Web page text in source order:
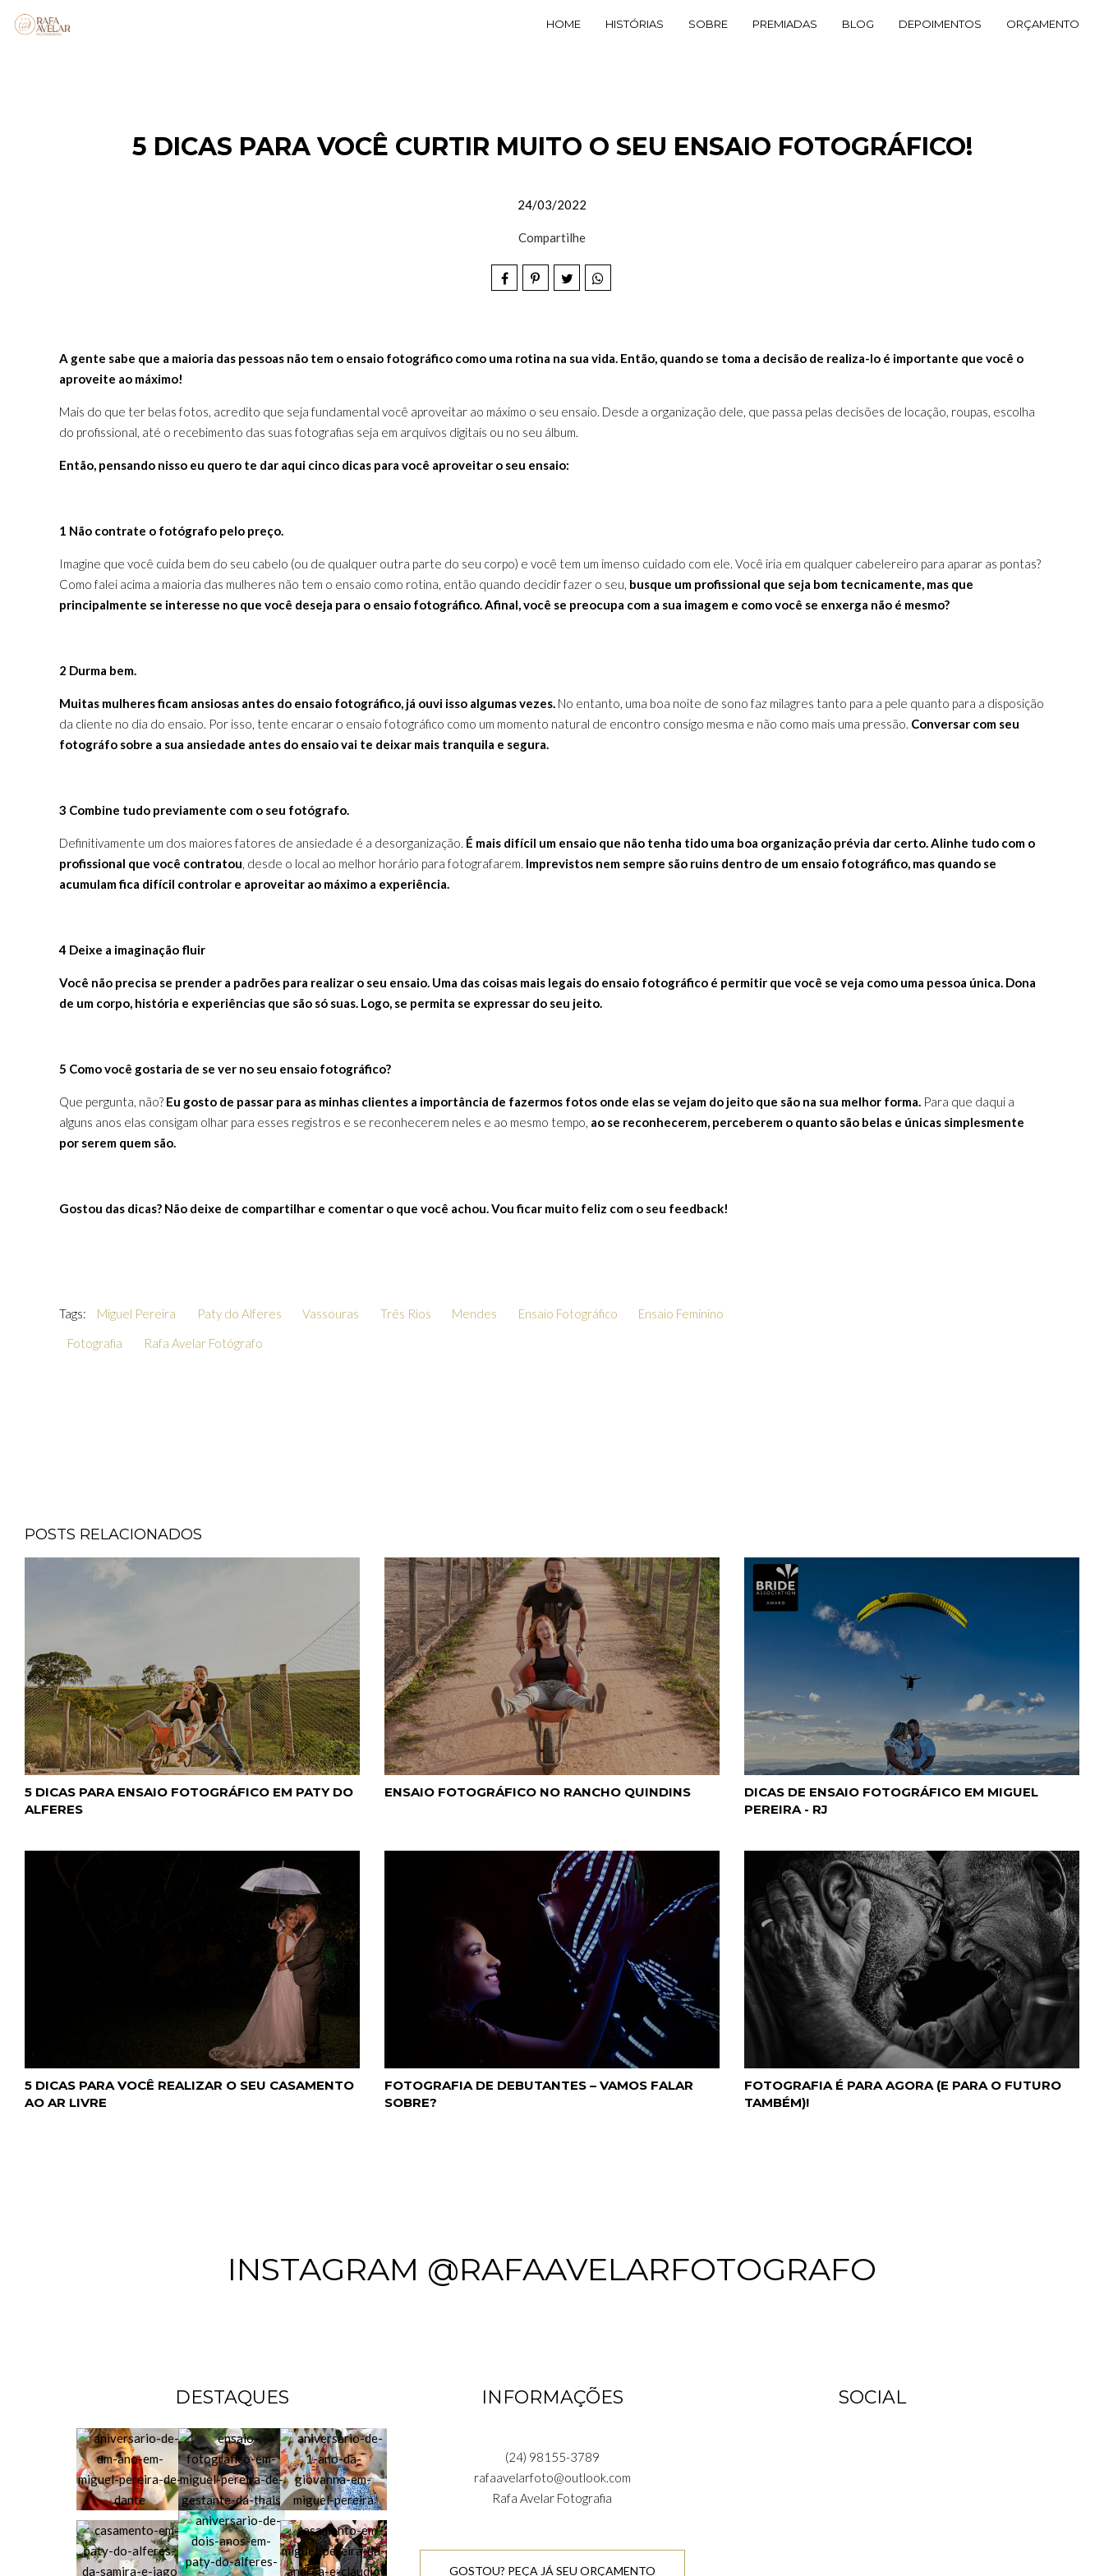
HOME HISTÓRIAS SOBRE PREMIADAS BLOG DEPOIMENTOS ORÇAMENTO
5 DICAS PARA VOCÊ CURTIR MUITO O SEU ENSAIO FOTOGRÁFICO!
24/03/2022
Compartilhe
A gente sabe que a maioria das pessoas não tem o ensaio fotográfico como uma rotina na sua vida. Então, quando se toma a decisão de realiza-lo é importante que você o
aproveite ao máximo!
Mais do que ter belas fotos, acredito que seja fundamental você aproveitar ao máximo o seu ensaio. Desde a organização dele, que passa pelas decisões de locação, roupas, escolha
do profissional, até o recebimento das suas fotografias seja em arquivos digitais ou no seu álbum.
Então, pensando nisso eu quero te dar aqui cinco dicas para você aproveitar o seu ensaio:
1 Não contrate o fotógrafo pelo preço.
Imagine que você cuida bem do seu cabelo (ou de qualquer outra parte do seu corpo) e você tem um imenso cuidado com ele. Você iria em qualquer cabelereiro para aparar as pontas?
Como falei acima a maioria das mulheres não tem o ensaio como rotina, então quando decidir fazer o seu, busque um profissional que seja bom tecnicamente, mas que
principalmente se interesse no que você deseja para o ensaio fotográfico. Afinal, você se preocupa com a sua imagem e como você se enxerga não é mesmo?
2 Durma bem.
Muitas mulheres ficam ansiosas antes do ensaio fotográfico, já ouvi isso algumas vezes. No entanto, uma boa noite de sono faz milagres tanto para a pele quanto para a disposição
da cliente no dia do ensaio. Por isso, tente encarar o ensaio fotográfico como um momento natural de encontro consigo mesma e não como mais uma pressão. Conversar com seu
fotográfo sobre a sua ansiedade antes do ensaio vai te deixar mais tranquila e segura.
3 Combine tudo previamente com o seu fotógrafo.
Definitivamente um dos maiores fatores de ansiedade é a desorganização. É mais difícil um ensaio que não tenha tido uma boa organização prévia dar certo. Alinhe tudo com o
profissional que você contratou, desde o local ao melhor horário para fotografarem. Imprevistos nem sempre são ruins dentro de um ensaio fotográfico, mas quando se
acumulam fica difícil controlar e aproveitar ao máximo a experiência.
4 Deixe a imaginação fluir
Você não precisa se prender a padrões para realizar o seu ensaio. Uma das coisas mais legais do ensaio fotográfico é permitir que você se veja como uma pessoa única. Dona
de um corpo, história e experiências que são só suas. Logo, se permita se expressar do seu jeito.
5 Como você gostaria de se ver no seu ensaio fotográfico?
Que pergunta, não? Eu gosto de passar para as minhas clientes a importância de fazermos fotos onde elas se vejam do jeito que são na sua melhor forma. Para que daqui a
alguns anos elas consigam olhar para esses registros e se reconhecerem neles e ao mesmo tempo, ao se reconhecerem, perceberem o quanto são belas e únicas simplesmente
por serem quem são.
Gostou das dicas? Não deixe de compartilhar e comentar o que você achou. Vou ficar muito feliz com o seu feedback!
Tags: Miguel Pereira Paty do Alferes Vassouras Três Rios Mendes Ensaio Fotográfico
Ensaio Feminino
Fotografia
Rafa Avelar Fotógrafo
POSTS RELACIONADOS
5 DICAS PARA ENSAIO FOTOGRÁFICO EM PATY DO
ALFERES
ENSAIO FOTOGRÁFICO NO RANCHO QUINDINS
DICAS DE ENSAIO FOTOGRÁFICO EM MIGUEL
PEREIRA - RJ
5 DICAS PARA VOCÊ REALIZAR O SEU CASAMENTO
AO AR LIVRE
FOTOGRAFIA DE DEBUTANTES – VAMOS FALAR
SOBRE?
FOTOGRAFIA É PARA AGORA (E PARA O FUTURO
TAMBÉM)!
INSTAGRAM @RAFAAVELARFOTOGRAFO
DESTAQUES INFORMAÇÕES
(24) 98155-3789
rafaavelarfoto@outlook.com
Rafa Avelar Fotografia
GOSTOU? PEÇA JÁ SEU ORÇAMENTO
SOCIAL